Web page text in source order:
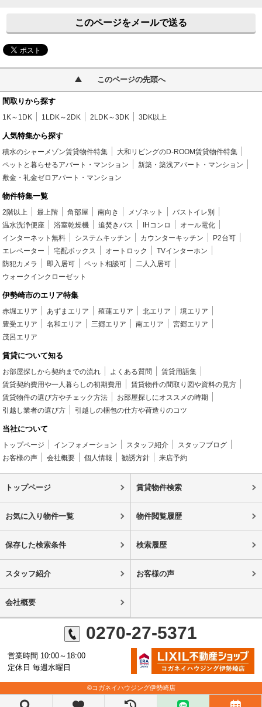
このページをメールで送る
このページの先頭へ
間取りから探す
1K～1DK 1LDK～2DK 2LDK～3DK 3DK以上
人気特集から探す
積水のシャーメゾン賃貸物件特集
大和リビングのD-ROOM賃貸物件特集
ペットと暮らせるアパート・マンション
新築・築浅アパート・マンション
敷金・礼金ゼロアパート・マンション
物件特集一覧
2階以上 最上階 角部屋 南向き メゾネット
バストイレ別
温水洗浄便座
浴室乾燥機 追焚きバス IHコンロ
オール電化
インターネット無料
システムキッチン カウンターキッチン
P2台可
エレベーター
宅配ボックス オートロック
TVインターホン
防犯カメラ
即入居可 ペット相談可
二人入居可
ウォークインクローゼット
伊勢崎市のエリア特集
赤堀エリア あずまエリア 殖蓮エリア 北エリア
境エリア
豊受エリア
名和エリア 三郷エリア 南エリア
宮郷エリア
茂呂エリア
賃貸について知る
お部屋探しから契約までの流れ よくある質問
賃貸用語集
賃貸契約費用や一人暮らしの初期費用
賃貸物件の間取り図や資料の見方
賃貸物件の選び方やチェック方法
お部屋探しにオススメの時期
引越し業者の選び方
引越しの梱包の仕方や荷造りのコツ
当社について
トップページ インフォメーション スタッフ紹介
スタッフブログ
お客様の声
会社概要 個人情報 勧誘方針 来店予約
トップページ 賃貸物件検索
お気に入り物件一覧 物件閲覧履歴
保存した検索条件 検索履歴
スタッフ紹介 お客様の声
会社概要
0270-27-5371
営業時間 10:00～18:00
定休日 毎週水曜日
©コガネイハウジング伊勢崎店